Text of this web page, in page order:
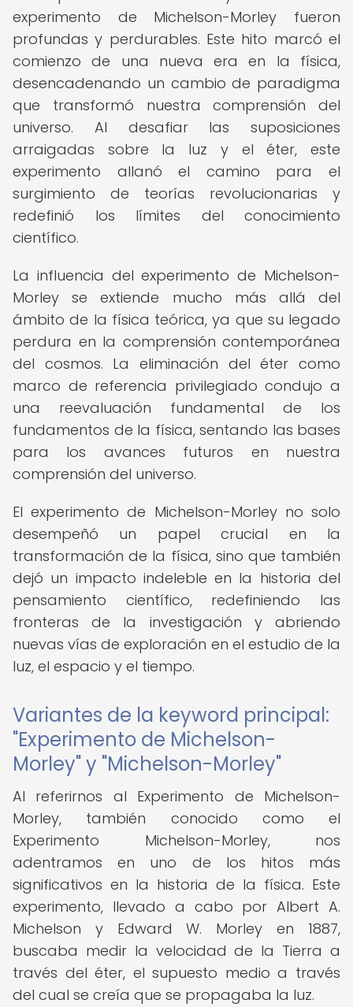
experimento de Michelson-Morley fueron
profundas y perdurables. Este hito marcó el
comienzo de una nueva era en la física,
desencadenando un cambio de paradigma
que transformó nuestra comprensión del
universo. Al desafiar las suposiciones
arraigadas sobre la luz y el éter, este
experimento allanó el camino para el
surgimiento de teorías revolucionarias y
redefinió los límites del conocimiento
científico.
La influencia del experimento de Michelson-
Morley se extiende mucho más allá del
ámbito de la física teórica, ya que su legado
perdura en la comprensión contemporánea
del cosmos. La eliminación del éter como
marco de referencia privilegiado condujo a
una reevaluación fundamental de los
fundamentos de la física, sentando las bases
para los avances futuros en nuestra
comprensión del universo.
El experimento de Michelson-Morley no solo
desempeñó un papel crucial en la
transformación de la física, sino que también
dejó un impacto indeleble en la historia del
pensamiento científico, redefiniendo las
fronteras de la investigación y abriendo
nuevas vías de exploración en el estudio de la
luz, el espacio y el tiempo.
Variantes de la keyword principal:
"Experimento de Michelson-
Morley" y "Michelson-Morley"
Al referirnos al Experimento de Michelson-
Morley, también conocido como el
Experimento Michelson-Morley, nos
adentramos en uno de los hitos más
significativos en la historia de la física. Este
experimento, llevado a cabo por Albert A.
Michelson y Edward W. Morley en 1887,
buscaba medir la velocidad de la Tierra a
través del éter, el supuesto medio a través
del cual se creía que se propagaba la luz.